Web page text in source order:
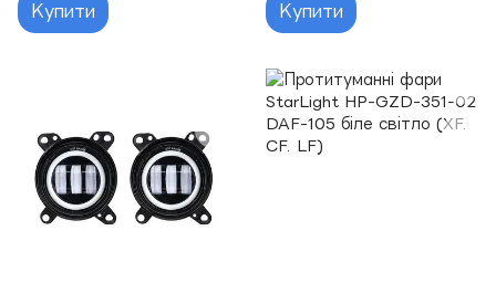
Купити Купити